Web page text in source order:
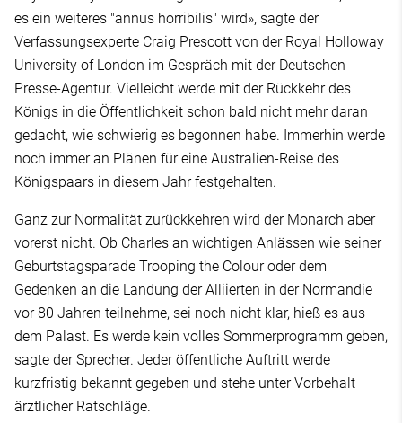
es ein weiteres "annus horribilis" wird», sagte der
Verfassungsexperte Craig Prescott von der Royal Holloway
University of London im Gespräch mit der Deutschen
Presse-Agentur. Vielleicht werde mit der Rückkehr des
Königs in die Öffentlichkeit schon bald nicht mehr daran
gedacht, wie schwierig es begonnen habe. Immerhin werde
noch immer an Plänen für eine Australien-Reise des
Königspaars in diesem Jahr festgehalten.
Ganz zur Normalität zurückkehren wird der Monarch aber
vorerst nicht. Ob Charles an wichtigen Anlässen wie seiner
Geburtstagsparade Trooping the Colour oder dem
Gedenken an die Landung der Alliierten in der Normandie
vor 80 Jahren teilnehme, sei noch nicht klar, hieß es aus
dem Palast. Es werde kein volles Sommerprogramm geben,
sagte der Sprecher. Jeder öffentliche Auftritt werde
kurzfristig bekannt gegeben und stehe unter Vorbehalt
ärztlicher Ratschläge.